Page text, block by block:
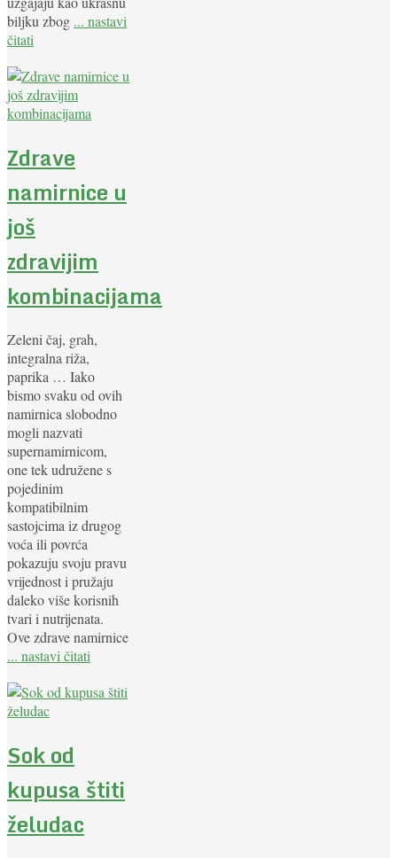
biljku zbog ... nastavi
čitati
Zdrave
namirnice u
još
zdravijim
kombinacijama
Zeleni čaj, grah,
integralna riža,
paprika … Iako
bismo svaku od ovih
namirnica slobodno
mogli nazvati
supernamirnicom,
one tek udružene s
pojedinim
kompatibilnim
sastojcima iz drugog
voća ili povrća
pokazuju svoju pravu
vrijednost i pružaju
daleko više korisnih
tvari i nutrijenata.
Ove zdrave namirnice
... nastavi čitati
Sok od
kupusa štiti
želudac